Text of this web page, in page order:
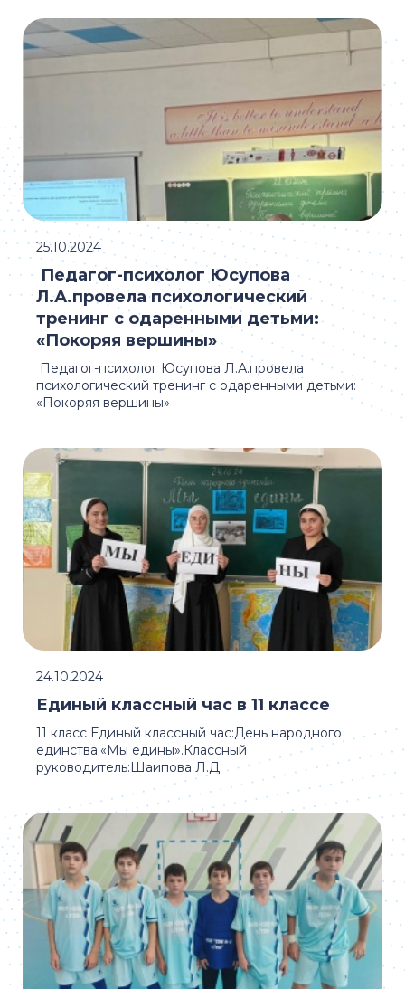
Педагог-психолог Юсупова Л.А.провела
психологический тренинг с одаренными детьми:
«Покоряя вершины»
Педагог-психолог Юсупова
Л.А.провела психологический
тренинг с одаренными детьми:
«Покоряя вершины»
25.10.2024
11 класс Единый классный час:День народного
единства.«Мы едины».Классный
руководитель:Шаипова Л.Д.
Единый классный час в 11 классе
24.10.2024